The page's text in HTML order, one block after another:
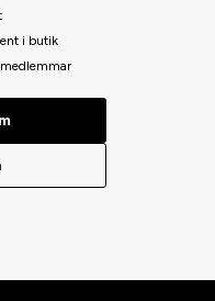
i butik